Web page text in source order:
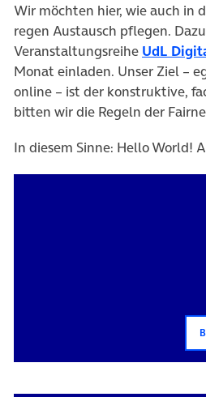
Wir möchten hier, wie auch in
regen Austausch pflegen.
Veranstaltungsreihe UdL
Monat einladen. Unser Ziel –
online – ist der konstruktive,
bitten wir die Regeln der
In diesem Sinne: Hello World!